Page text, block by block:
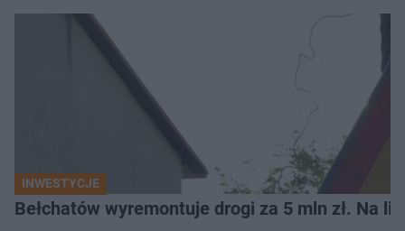
INWESTYCJE
Bełchatów wyremontuje drogi za 5 mln zł. Na